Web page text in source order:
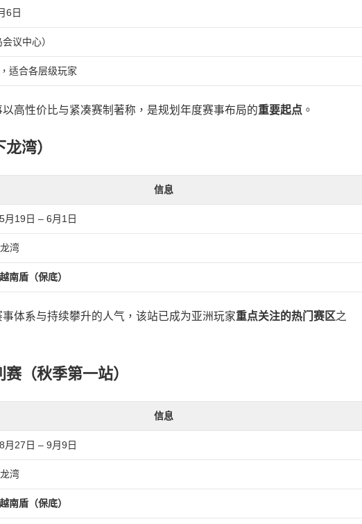
6日
议中心）
适合各层级玩家
高性价比与紧凑赛制著称，是规划年度赛事布局的重要起点 。
湾）
信息
月19日 – 6月1日
湾
南盾（保底）
体系与持续攀升的人气，该站已成为亚洲玩家重点关注的热门赛区之
（秋季第一站）
信息
月27日 – 9月9日
湾
南盾（保底）